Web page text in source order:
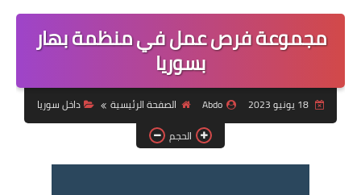
القائمة
مناقصات
فرص عمل داخل سوريا
فرص عمل في تركيا
فرص عمل في العراق
مجموعة فرص عمل في منظمة بهار
بسوريا
18 يونيو 2023 Abdo الصفحة الرئيسية
داخل سوريا
الحجم